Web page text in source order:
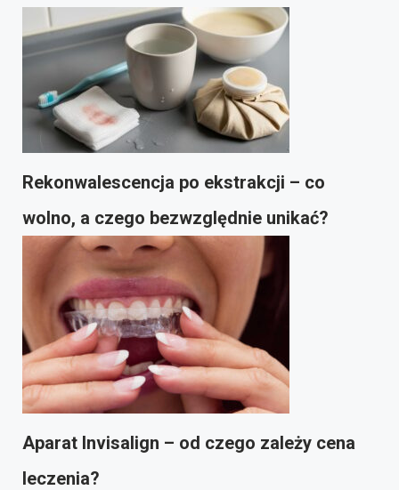
Rekonwalescencja po ekstrakcji – co
wolno, a czego bezwzględnie unikać?
Aparat Invisalign – od czego zależy cena
leczenia?